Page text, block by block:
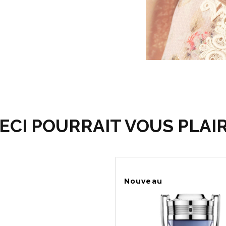
POURRAIT VOUS
Nouveau